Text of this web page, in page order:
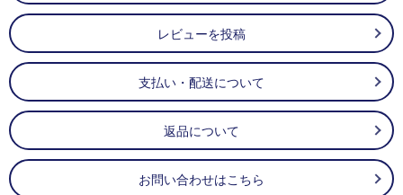
レビューを投稿
支払い・配送について
返品について
お問い合わせはこちら